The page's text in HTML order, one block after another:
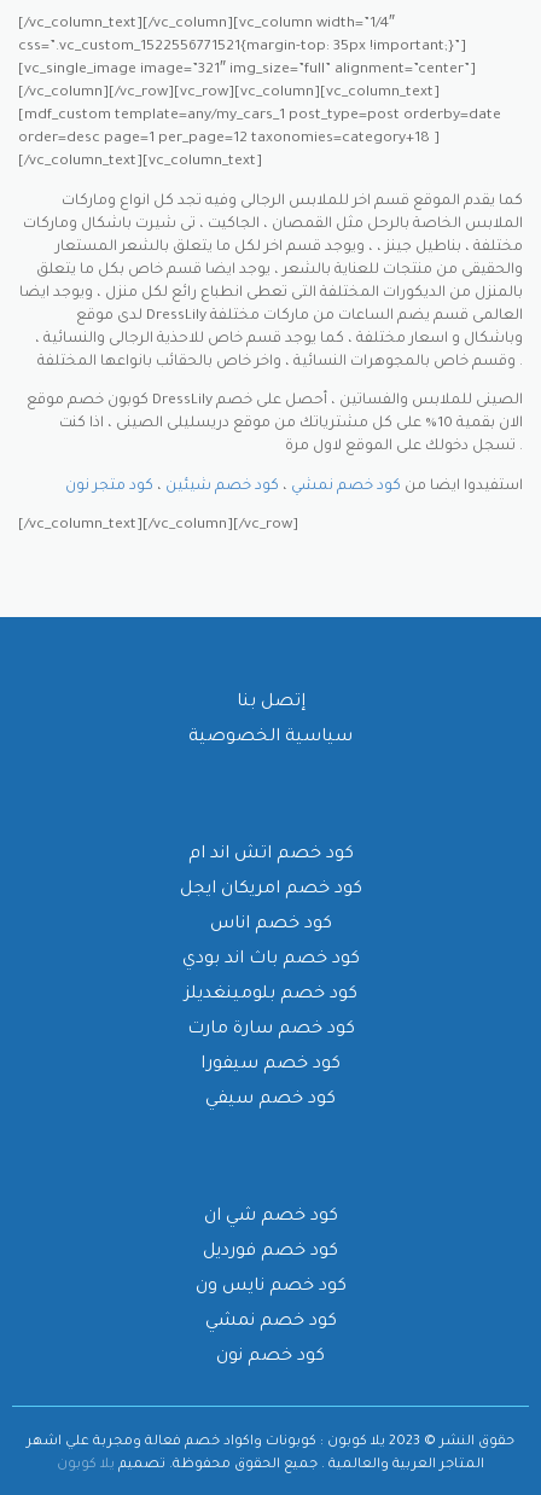
[/vc_column_text][/vc_column][vc_column width=”1/4″
css=”.vc_custom_1522556771521{margin-top: 35px !important;}”]
[vc_single_image image=”321″ img_size=”full” alignment=”center”]
[/vc_column][/vc_row][vc_row][vc_column][vc_column_text]
[mdf_custom template=any/my_cars_1 post_type=post orderby=date
order=desc page=1 per_page=12 taxonomies=category+18 ]
[/vc_column_text][vc_column_text]
كما يقدم الموقع قسم اخر للملابس الرجالى وفيه تجد كل انواع وماركات
الملابس الخاصة بالرحل مثل القمصان ، الجاكيت ، تى شيرت باشكال وماركات
مختلفة ، بناطيل جينز ، ، ويوجد قسم اخر لكل ما يتعلق بالشعر المستعار
والحقيقى من منتجات للعناية بالشعر ، يوجد ايضا قسم خاص بكل ما يتعلق
بالمنزل من الديكورات المختلفة التى تعطى انطباع رائع لكل منزل ، ويوجد ايضا
لدى موقع DressLily العالمى قسم يضم الساعات من ماركات مختلفة
وباشكال و اسعار مختلفة ، كما يوجد قسم خاص للاحذية الرجالى والنسائية ،
وقسم خاص بالمجوهرات النسائية ، واخر خاص بالحقائب بانواعها المختلفة .
كوبون خصم موقع DressLily الصينى للملابس والفساتين ، أحصل على خصم
الان بقمية 10% على كل مشترياتك من موقع دريسليلى الصينى ، اذا كنت
تسجل دخولك على الموقع لاول مرة .
استفيدوا ايضا من كود خصم نمشي ، كود خصم شيئين ، كود متجر نون
[/vc_column_text][/vc_column][/vc_row]
إتصل بنا
سياسية الخصوصية
كود خصم اتش اند ام
كود خصم امريكان ايجل
كود خصم اناس
كود خصم باث اند بودي
كود خصم بلومينغديلز
كود خصم سارة مارت
كود خصم سيفورا
كود خصم سيفي
كود خصم شي ان
كود خصم فورديل
كود خصم نايس ون
كود خصم نمشي
كود خصم نون
حقوق النشر © 2023 يلا كوبون : كوبونات واكواد خصم فعالة ومجربة علي اشهر
المتاجر العربية والعالمية . جميع الحقوق محفوظة. تصميم يلا كوبون